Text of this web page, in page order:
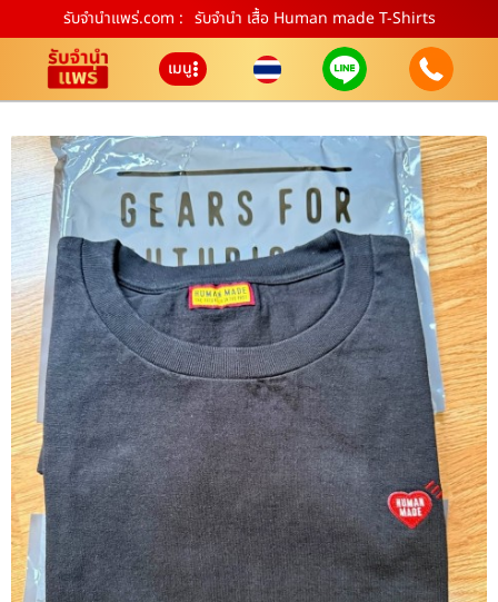
รับจํานําแพร่.com : รับจำนำ เสื้อ Human made T-Shirts
เมนู